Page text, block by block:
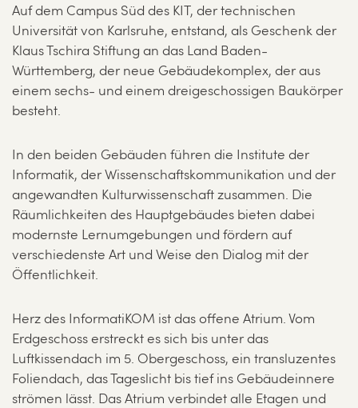
Auf dem Campus Süd des KIT, der technischen
Universität von Karlsruhe, entstand, als Geschenk der
Klaus Tschira Stiftung an das Land Baden-
Württemberg, der neue Gebäudekomplex, der aus
einem sechs- und einem dreigeschossigen Baukörper
besteht.
In den beiden Gebäuden führen die Institute der
Informatik, der Wissenschaftskommunikation und der
angewandten Kulturwissenschaft zusammen. Die
Räumlichkeiten des Hauptgebäudes bieten dabei
modernste Lernumgebungen und fördern auf
verschiedenste Art und Weise den Dialog mit der
Öffentlichkeit.
Herz des InformatiKOM ist das offene Atrium. Vom
Erdgeschoss erstreckt es sich bis unter das
Luftkissendach im 5. Obergeschoss, ein transluzentes
Foliendach, das Tageslicht bis tief ins Gebäudeinnere
strömen lässt. Das Atrium verbindet alle Etagen und